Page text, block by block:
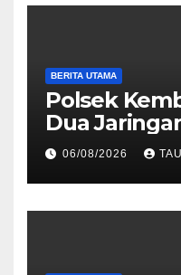
BERITA UTAMA
Polsek
Dua
Obat Keras,
Ribu Pil, 1,1
Vape
06/08/2026